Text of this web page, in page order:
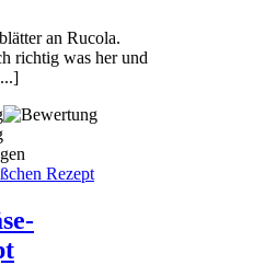
an Rucola.
richtig was her und